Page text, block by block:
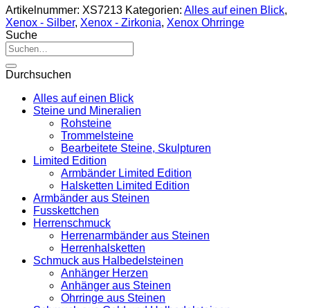
Artikelnummer: XS7213 Kategorien: Alles auf einen Blick,
Xenox - Silber, Xenox - Zirkonia, Xenox Ohrringe
Suche
Suche
nach:
Durchsuchen
Alles auf einen Blick
Steine und Mineralien
Rohsteine
Trommelsteine
Bearbeitete Steine, Skulpturen
Limited Edition
Armbänder Limited Edition
Halsketten Limited Edition
Armbänder aus Steinen
Fusskettchen
Herrenschmuck
Herrenarmbänder aus Steinen
Herrenhalsketten
Schmuck aus Halbedelsteinen
Anhänger Herzen
Anhänger aus Steinen
Ohrringe aus Steinen